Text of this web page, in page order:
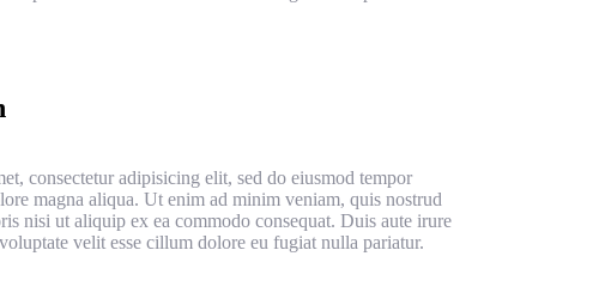
consectetur adipisicing elit, sed do eiusmod tempor
magna aliqua. Ut enim ad minim veniam, quis nostrud
nisi ut aliquip ex ea commodo consequat. Duis aute irure
velit esse cillum dolore eu fugiat nulla pariatur.